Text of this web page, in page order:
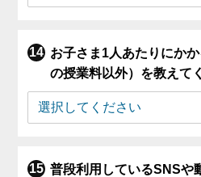
お子さま1人あたりにか
の授業料以外）を教えて
普段利用しているSNSや